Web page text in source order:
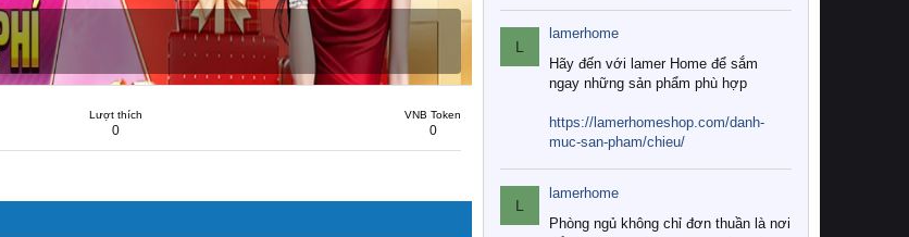
Lượt thích
0
VNB Token
0
L
lamerhome
Hãy đến với lamer Home để sắm
ngay những sản phẩm phù hợp
https://lamerhomeshop.com/danh-
muc-san-pham/chieu/
L
lamerhome
Phòng ngủ không chỉ đơn thuần là nơi